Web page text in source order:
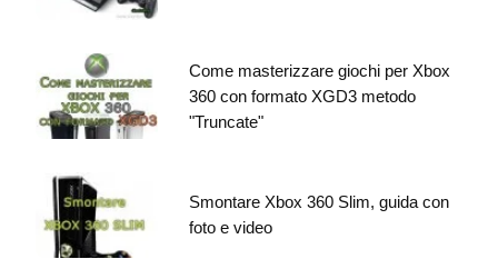
Come masterizzare giochi per Xbox
360 con formato XGD3 metodo
"Truncate"
Smontare Xbox 360 Slim, guida con
foto e video